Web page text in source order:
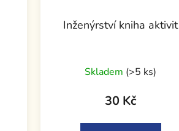
Inženýrství kniha aktivit
Skladem (>5 ks)
30 Kč